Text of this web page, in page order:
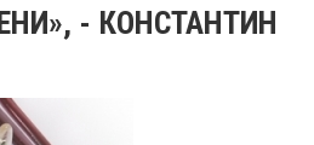
- КОНСТАНТИН